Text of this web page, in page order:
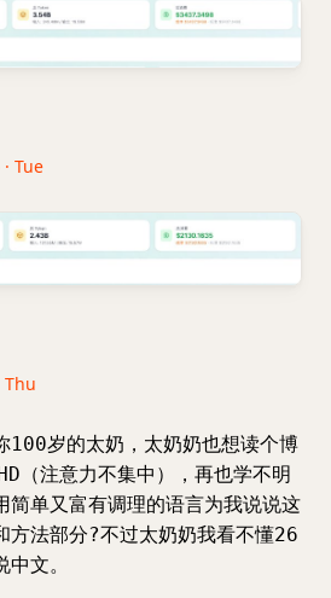
Tue
Thu
100岁的太奶，太奶奶也想读个博
（注意力不集中），再也学不明
简单又富有调理的语言为我说说这
方法部分?不过太奶奶我看不懂26
文。